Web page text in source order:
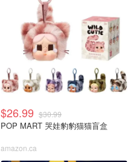
$26.99 $30.99
POP MART 哭娃豹豹猫猫盲盒
amazon.ca